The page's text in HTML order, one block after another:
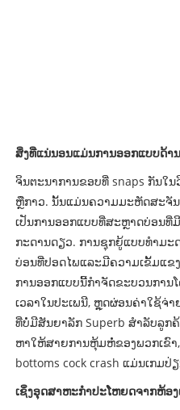
ສິ່ງທີ່ແນ່ນອນແມ່ນການອອກແບບດ້າ
ຈິນຕະນາການຂອບທີ່ snaps ກັນໃ
ຫຼືກາວ. ນັ້ນແມ່ນຄວາມມະຫັດສະຈັ
ເປັນການອອກແບບທີ່ສະຫຼາດບ່ອນທີ່
ກະດານດຽວ. ການຊຸກຍູ້ແບບທໍາມະ
ບ່ອນທີ່ປອດໄພແລະມີຄວາມເຂັ້ມແຂ
ການອອກແບບນີ້ກໍາຈັດຂະບວນການ
ເວລາໃນປະເພນີ, ຫຼຸດຜ່ອນຄ່າໃຊ້ຈ່
ທີ່ບໍ່ມີສັນຍາລັກ Superb ສໍາລັບລູກ
ຫາໃຫ້ສາຍການຫຸ້ມຫໍ່ຂອງພວກເຂົາ
bottoms cock crash ແມ່ນເກມປ່
ເຊິ່ງອຸດສາຫະກໍາປະໂຫຍດຈາກຫ້ອ